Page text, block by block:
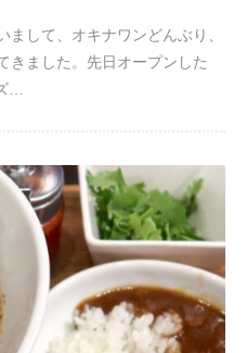
して、オキナワンどんぶり、
きました。先日オープンした
…